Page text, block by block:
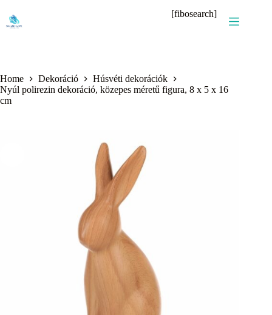
content
[fibosearch]
Home Dekoráció
Húsvéti dekorációk
Nyúl polirezin dekoráció, közepes méretű figura, 8 x 5 x 16
cm